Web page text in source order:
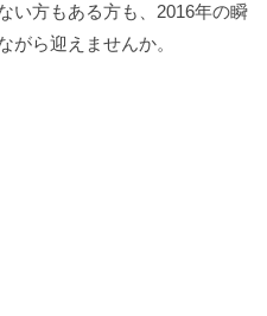
い方もある方も、2016年の瞬
がら迎えませんか。